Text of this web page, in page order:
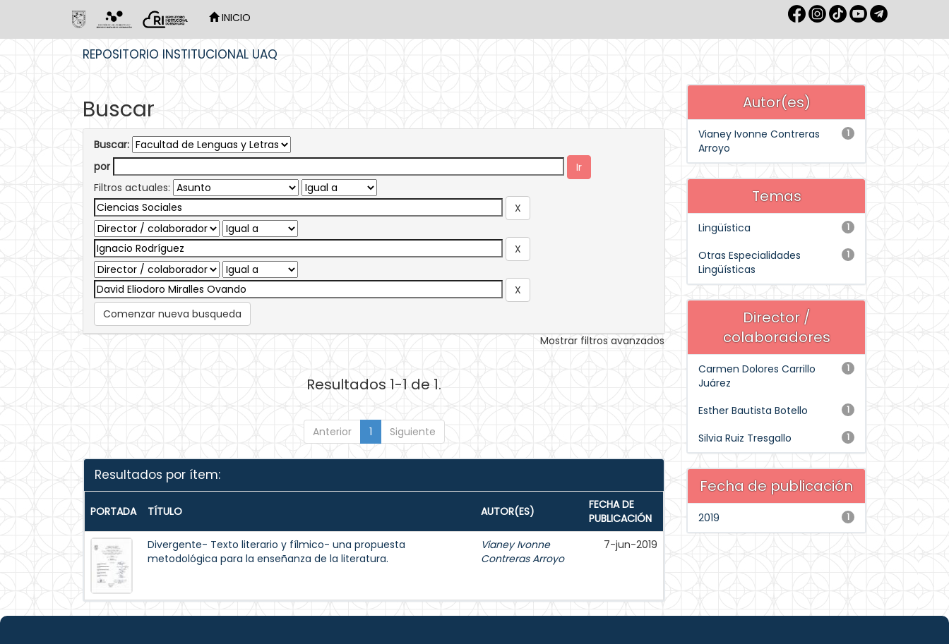
INICIO
REPOSITORIO INSTITUCIONAL UAQ
Buscar
Buscar:
por
Filtros actuales:
Comenzar nueva busqueda
Mostrar filtros avanzados
Resultados 1-1 de 1.
Anterior 1 Siguiente
Resultados por ítem:
PORTADA TÍTULO AUTOR(ES)
FECHA DE
PUBLICACIÓN
Divergente- Texto literario y fílmico- una propuesta
metodológica para la enseñanza de la literatura.
Vianey Ivonne
Contreras Arroyo
7-jun-2019
Autor(es)
1
Vianey Ivonne Contreras
Arroyo
Temas
1
Lingüística
1
Otras Especialidades
Lingüísticas
Director /
colaboradores
1
Carmen Dolores Carrillo
Juárez
1
Esther Bautista Botello
1
Silvia Ruiz Tresgallo
Fecha de publicación
1
2019